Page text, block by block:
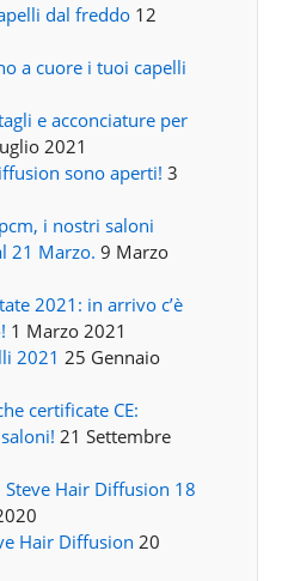
dal freddo 12
a cuore i tuoi capelli
e acconciature per
2021
sono aperti! 3
i nostri saloni
21 Marzo. 9 Marzo
2021: in arrivo c’è
1 Marzo 2021
2021 25 Gennaio
certificate CE:
21 Settembre
Hair Diffusion 18
Hair Diffusion 20